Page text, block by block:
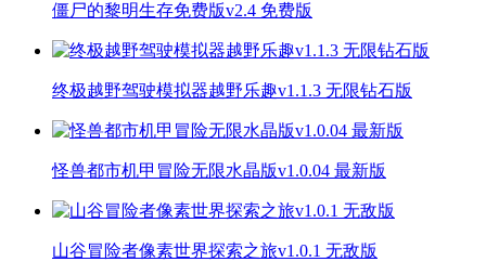
僵尸的黎明生存免费版v2.4 免费版
终极越野驾驶模拟器越野乐趣v1.1.3 无限钻石版
怪兽都市机甲冒险无限水晶版v1.0.04 最新版
山谷冒险者像素世界探索之旅v1.0.1 无敌版